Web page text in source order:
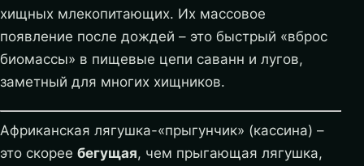
хищных млекопитающих. Их массовое
появление после дождей – это быстрый «вброс
биомассы» в пищевые цепи саванн и лугов,
заметный для многих хищников.
Африканская лягушка-«прыгунчик» (кассина) –
это скорее бегущая, чем прыгающая лягушка,